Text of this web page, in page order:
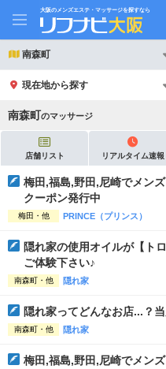
大阪のメンズエステ・マッサージを探すなら
南森町
現在地から探す
21時以降も受付
団体割引
2名様歓迎
完全個室
南森町のマッサージ
店舗リスト リアルタイム速報
梅田,福島,野田,尼崎でメン
クーポン発行中
梅田・他 PRINCE（プリンス）
隠れ家の使用オイルが【ト
ご体験下さい♪
南森町・他 隠れ家
隠れ家ってどんなお店...？
南森町・他 隠れ家
梅田,福島,野田,尼崎でメン